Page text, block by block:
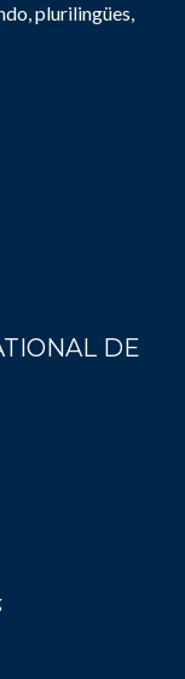
plurilingües,
DE